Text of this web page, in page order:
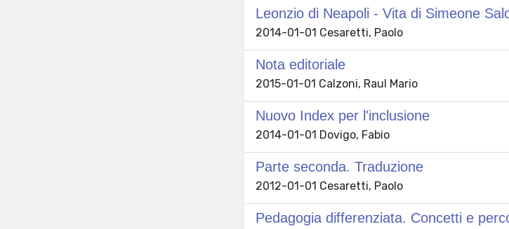
Leonzio di Neapoli - Vita di Simeone
2014-01-01 Cesaretti, Paolo
Nota editoriale
2015-01-01 Calzoni, Raul Mario
Nuovo Index per l'inclusione
2014-01-01 Dovigo, Fabio
Parte seconda. Traduzione
2012-01-01 Cesaretti, Paolo
Pedagogia differenziata. Concetti e